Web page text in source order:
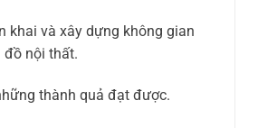
khai và xây dựng không gian
đồ nội thất.
thành quả đạt được.